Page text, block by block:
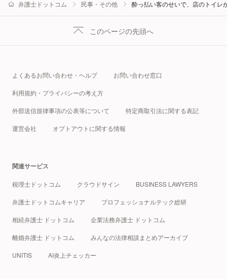
弁護士ドットコム 民事・その他 酔っ払い客のせいで、店のトイ
このページの先頭へ
よくあるお問い合わせ・ヘルプ お問い合わせ窓口
利用規約・プライバシーの考え方
外部送信規律事項の公表等について 特定商取引法に関する表記
運営会社 オプトアウトに関する情報
関連サービス
税理士ドットコム クラウドサイン BUSINESS LAWYERS
弁護士ドットコムキャリア プロフェッショナルテック総研
相続弁護士 ドットコム 企業法務弁護士 ドットコム
離婚弁護士 ドットコム みんなの法律相談まとめアーカイブ
UNITIS AI炎上チェッカー